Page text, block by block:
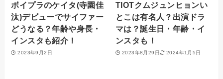
ボイプラのケイタ(寺園佳
汰)デビューでサイファー
どうなる？年齢や身長・
インスタも紹介！
2023年9月2日
TIOTクムジュンヒョンい
とこは有名人？出演ドラ
マは？誕生日・年齢・イ
ンスタも！
2023年8月29日 2024年1月5日